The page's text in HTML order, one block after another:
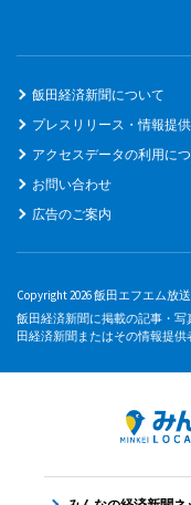
飯田経済新聞について
プレスリリース・情報提
アクセスデータの利用に
お問い合わせ
広告のご案内
Copyright 2026 飯田エフエム放
飯田経済新聞に掲載の記事・
田経済新聞またはその情報提供